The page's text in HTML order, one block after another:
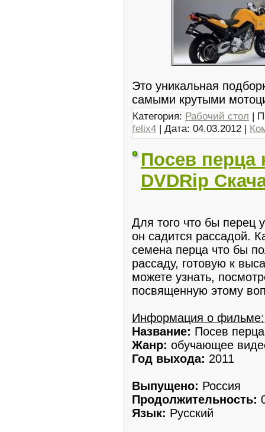
Это уникальная
самыми крутыми
Категория: Рабочий стол |
felix4 | Дата: 04.03.2012 |
Посев перца
DVDRip
Для того что бы перец
он садится рассадой.
семена перца что бы
рассаду, готовую к
можете узнать,
посвященную этому
Информация о фильме:
Название: Посев
Жанр: обучающее
Год выхода: 2011
Выпущено: Россия
Продолжительность:
Язык: Русский